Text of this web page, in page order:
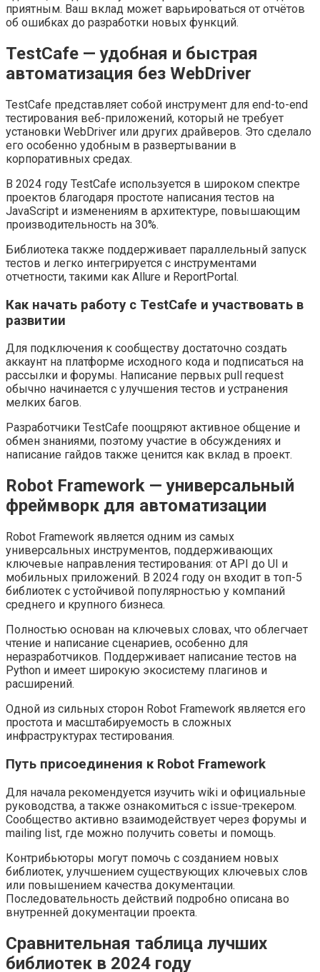
приятным. Ваш вклад может варьироваться от отчётов
об ошибках до разработки новых функций.
TestCafe — удобная и быстрая
автоматизация без WebDriver
TestCafe представляет собой инструмент для end-to-end
тестирования веб-приложений, который не требует
установки WebDriver или других драйверов. Это сделало
его особенно удобным в развертывании в
корпоративных средах.
В 2024 году TestCafe используется в широком спектре
проектов благодаря простоте написания тестов на
JavaScript и изменениям в архитектуре, повышающим
производительность на 30%.
Библиотека также поддерживает параллельный запуск
тестов и легко интегрируется с инструментами
отчетности, такими как Allure и ReportPortal.
Как начать работу с TestCafe и участвовать в
развитии
Для подключения к сообществу достаточно создать
аккаунт на платформе исходного кода и подписаться на
рассылки и форумы. Написание первых pull request
обычно начинается с улучшения тестов и устранения
мелких багов.
Разработчики TestCafe поощряют активное общение и
обмен знаниями, поэтому участие в обсуждениях и
написание гайдов также ценится как вклад в проект.
Robot Framework — универсальный
фреймворк для автоматизации
Robot Framework является одним из самых
универсальных инструментов, поддерживающих
ключевые направления тестирования: от API до UI и
мобильных приложений. В 2024 году он входит в топ-5
библиотек с устойчивой популярностью у компаний
среднего и крупного бизнеса.
Полностью основан на ключевых словах, что облегчает
чтение и написание сценариев, особенно для
неразработчиков. Поддерживает написание тестов на
Python и имеет широкую экосистему плагинов и
расширений.
Одной из сильных сторон Robot Framework является его
простота и масштабируемость в сложных
инфраструктурах тестирования.
Путь присоединения к Robot Framework
Для начала рекомендуется изучить wiki и официальные
руководства, а также ознакомиться с issue-трекером.
Сообщество активно взаимодействует через форумы и
mailing list, где можно получить советы и помощь.
Контрибьюторы могут помочь с созданием новых
библиотек, улучшением существующих ключевых слов
или повышением качества документации.
Последовательность действий подробно описана во
внутренней документации проекта.
Сравнительная таблица лучших
библиотек в 2024 году